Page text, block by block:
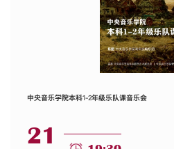
中央音乐学院本科1-2年级乐队课音乐会
21